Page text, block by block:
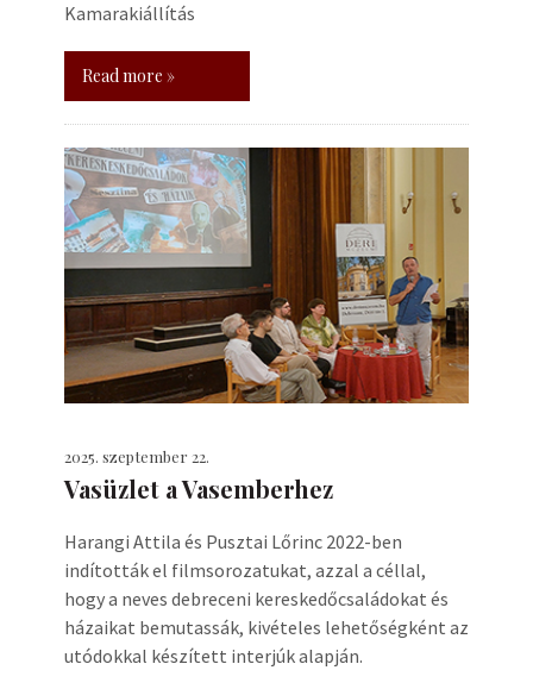
Kamarakiállítás
Read more »
2025. szeptember 22.
Vasüzlet a Vasemberhez
Harangi Attila és Pusztai Lőrinc 2022-ben
indították el filmsorozatukat, azzal a céllal,
hogy a neves debreceni kereskedőcsaládokat és
házaikat bemutassák, kivételes lehetőségként az
utódokkal készített interjúk alapján.